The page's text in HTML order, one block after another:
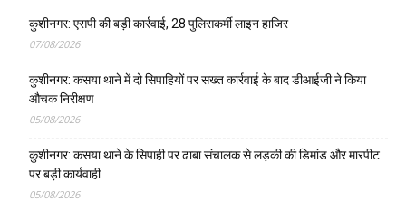
कुशीनगर: एसपी की बड़ी कार्रवाई, 28 पुलिसकर्मी लाइन हाजिर
07/08/2026
कुशीनगर: कसया थाने में दो सिपाहियों पर सख्त कार्रवाई के बाद डीआईजी ने किया
औचक निरीक्षण
05/08/2026
कुशीनगर: कसया थाने के सिपाही पर ढाबा संचालक से लड़की की डिमांड और मारपीट
पर बड़ी कार्यवाही
05/08/2026